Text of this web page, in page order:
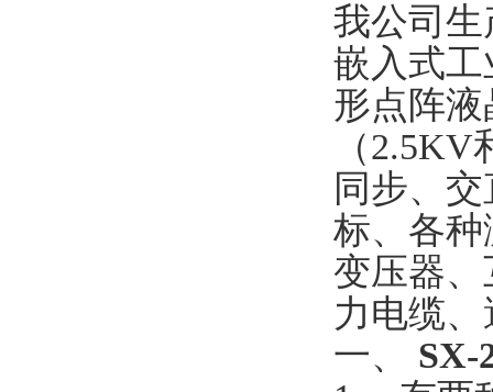
我公司生
嵌入式
形点阵
（
同步、
标、各
变压器
力电缆
一、 SX-